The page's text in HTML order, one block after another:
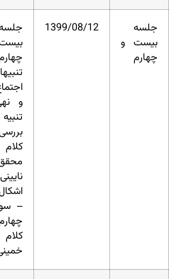
جلسه
بیست و
چهارم
1399/08/12
و
کلام
–